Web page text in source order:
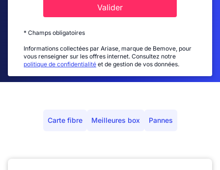
Valider
* Champs obligatoires
Informations collectées par Ariase, marque de Bemove, pour
vous renseigner sur les offres internet. Consultez notre
politique de confidentialité et de gestion de vos données.
Carte fibre Meilleures box Pannes